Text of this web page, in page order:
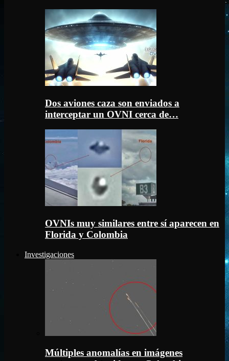
Dos aviones caza son enviados a
interceptar un OVNI cerca de…
OVNIs muy similares entre sí aparecen en
Florida y Colombia
Investigaciones
Múltiples anomalías en imágenes